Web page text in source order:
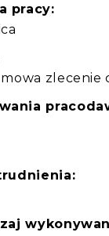
pracy:
zlecenie